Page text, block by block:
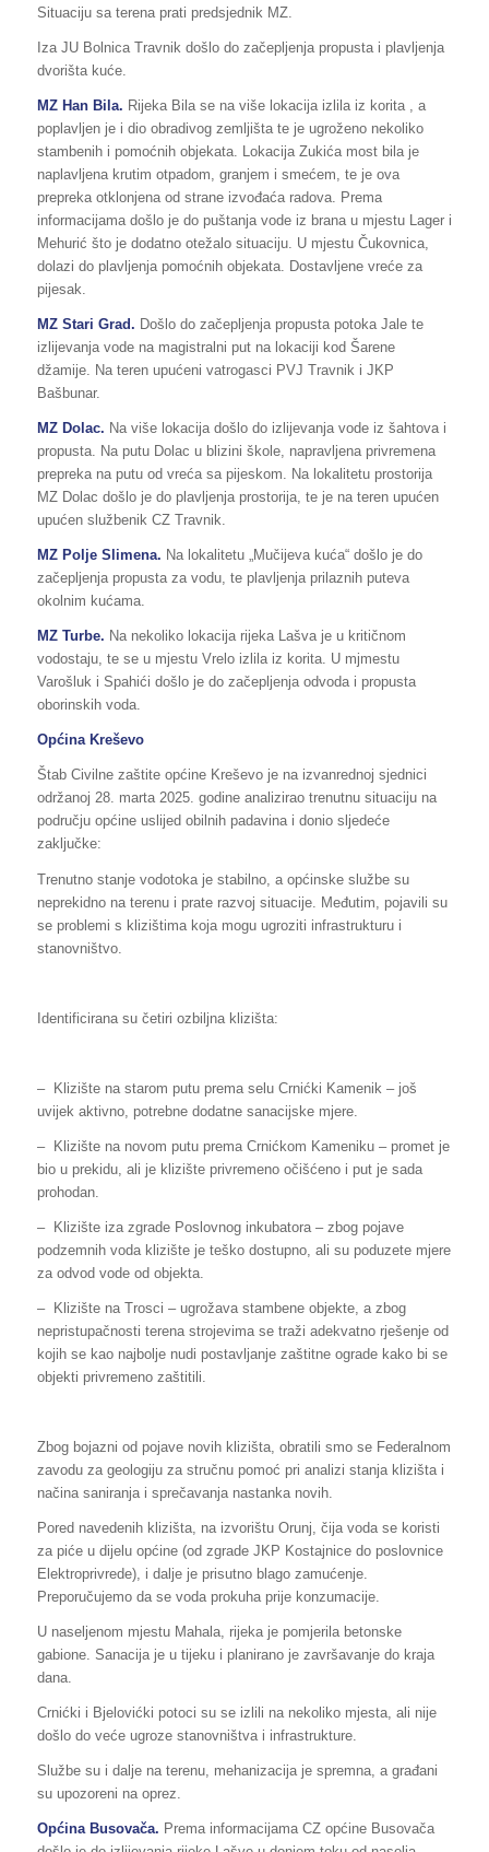
Situaciju sa terena prati predsjednik MZ.
Iza JU Bolnica Travnik došlo do začepljenja propusta i plavljenja
dvorišta kuće.
MZ Han Bila. Rijeka Bila se na više lokacija izlila iz korita , a
poplavljen je i dio obradivog zemljišta te je ugroženo nekoliko
stambenih i pomoćnih objekata. Lokacija Zukića most bila je
naplavljena krutim otpadom, granjem i smećem, te je ova
prepreka otklonjena od strane izvođaća radova. Prema
informacijama došlo je do puštanja vode iz brana u mjestu Lager i
Mehurić što je dodatno otežalo situaciju. U mjestu Čukovnica,
dolazi do plavljenja pomoćnih objekata. Dostavljene vreće za
pijesak.
MZ Stari Grad. Došlo do začepljenja propusta potoka Jale te
izlijevanja vode na magistralni put na lokaciji kod Šarene
džamije. Na teren upućeni vatrogasci PVJ Travnik i JKP
Bašbunar.
MZ Dolac. Na više lokacija došlo do izlijevanja vode iz šahtova i
propusta. Na putu Dolac u blizini škole, napravljena privremena
prepreka na putu od vreća sa pijeskom. Na lokalitetu prostorija
MZ Dolac došlo je do plavljenja prostorija, te je na teren upućen
upućen službenik CZ Travnik.
MZ Polje Slimena. Na lokalitetu „Mučijeva kuća“ došlo je do
začepljenja propusta za vodu, te plavljenja prilaznih puteva
okolnim kućama.
MZ Turbe. Na nekoliko lokacija rijeka Lašva je u kritičnom
vodostaju, te se u mjestu Vrelo izlila iz korita. U mjmestu
Varošluk i Spahići došlo je do začepljenja odvoda i propusta
oborinskih voda.
Općina Kreševo
Štab Civilne zaštite općine Kreševo je na izvanrednoj sjednici
održanoj 28. marta 2025. godine analizirao trenutnu situaciju na
području općine uslijed obilnih padavina i donio sljedeće
zaključke:
Trenutno stanje vodotoka je stabilno, a općinske službe su
neprekidno na terenu i prate razvoj situacije. Međutim, pojavili su
se problemi s klizištima koja mogu ugroziti infrastrukturu i
stanovništvo.
Identificirana su četiri ozbiljna klizišta:
– Klizište na starom putu prema selu Crnićki Kamenik – još
uvijek aktivno, potrebne dodatne sanacijske mjere.
– Klizište na novom putu prema Crnićkom Kameniku – promet je
bio u prekidu, ali je klizište privremeno očišćeno i put je sada
prohodan.
– Klizište iza zgrade Poslovnog inkubatora – zbog pojave
podzemnih voda klizište je teško dostupno, ali su poduzete mjere
za odvod vode od objekta.
– Klizište na Trosci – ugrožava stambene objekte, a zbog
nepristupačnosti terena strojevima se traži adekvatno rješenje od
kojih se kao najbolje nudi postavljanje zaštitne ograde kako bi se
objekti privremeno zaštitili.
Zbog bojazni od pojave novih klizišta, obratili smo se Federalnom
zavodu za geologiju za stručnu pomoć pri analizi stanja klizišta i
načina saniranja i sprečavanja nastanka novih.
Pored navedenih klizišta, na izvorištu Orunj, čija voda se koristi
za piće u dijelu općine (od zgrade JKP Kostajnice do poslovnice
Elektroprivrede), i dalje je prisutno blago zamućenje.
Preporučujemo da se voda prokuha prije konzumacije.
U naseljenom mjestu Mahala, rijeka je pomjerila betonske
gabione. Sanacija je u tijeku i planirano je završavanje do kraja
dana.
Crnićki i Bjelovićki potoci su se izlili na nekoliko mjesta, ali nije
došlo do veće ugroze stanovništva i infrastrukture.
Službe su i dalje na terenu, mehanizacija je spremna, a građani
su upozoreni na oprez.
Općina Busovača. Prema informacijama CZ općine Busovača